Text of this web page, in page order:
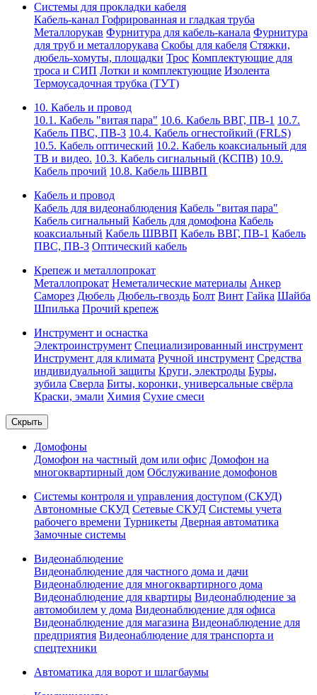
Системы для прокладки кабеля
Кабель-канал Гофрированная и гладкая труба
Металлорукав Фурнитура для кабель-канала Фурнитура
для труб и металлорукава Скобы для кабеля Стяжки,
дюбель-хомуты, площадки Трос Комплектующие для
троса и СИП Лотки и комплектующие Изолента
Термоусадочная трубка (ТУТ)
10. Кабель и провод
10.1. Кабель "витая пара" 10.6. Кабель ВВГ, ПВ-1 10.7.
Кабель ПВС, ПВ-3 10.4. Кабель огнестойкий (FRLS)
10.5. Кабель оптический 10.2. Кабель коаксиальный для
ТВ и видео. 10.3. Кабель сигнальный (КСПВ) 10.9.
Кабель прочий 10.8. Кабель ШВВП
Кабель и провод
Кабель для видеонаблюдения Кабель "витая пара"
Кабель сигнальный Кабель для домофона Кабель
коаксиальный Кабель ШВВП Кабель ВВГ, ПВ-1 Кабель
ПВС, ПВ-3 Оптический кабель
Крепеж и металлопрокат
Металлопрокат Неметалические материалы Анкер
Саморез Дюбель Дюбель-гвоздь Болт Винт Гайка Шайба
Шпилька Прочий крепеж
Инструмент и оснастка
Электроинструмент Специализированный инструмент
Инструмент для климата Ручной инструмент Средства
индивидуальной защиты Круги, электроды Буры,
зубила Сверла Биты, коронки, универсальные свёрла
Краски, эмали Химия Сухие смеси
Скрыть
Домофоны
Домофон на частный дом или офис Домофон на
многоквартирный дом Обслуживание домофонов
Системы контроля и управления доступом (СКУД)
Автономные СКУД Сетевые СКУД Системы учета
рабочего времени Турникеты Дверная автоматика
Замочные системы
Видеонаблюдение
Видеонаблюдение для частного дома и дачи
Видеонаблюдение для многоквартирного дома
Видеонаблюдение для квартиры Видеонаблюдение за
автомобилем у дома Видеонаблюдение для офиса
Видеонаблюдение для магазина Видеонаблюдение для
предприятия Видеонаблюдение для транспорта и
спецтехники
Автоматика для ворот и шлагбаумы